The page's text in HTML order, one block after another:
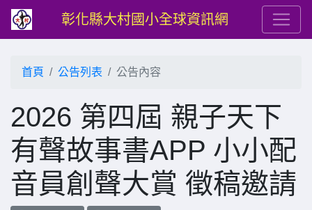
彰化縣大村國小全球資訊網
首頁 公告列表 公告內容
2026 第四屆 親子天下
有聲故事書APP 小小配
音員創聲大賞 徵稿邀請